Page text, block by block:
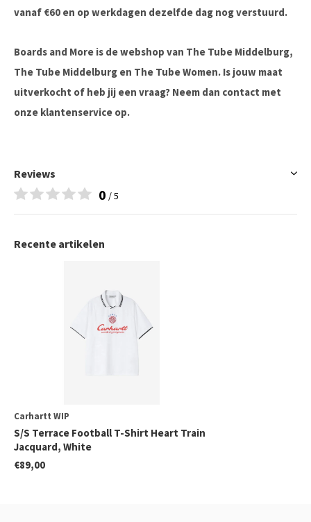
vanaf €60 en op werkdagen dezelfde dag nog verstuurd.
Boards and More is de webshop van The Tube Middelburg,
The Tube Middelburg en The Tube Women. Is jouw maat
uitverkocht of heb jij een vraag? Neem dan contact met
onze klantenservice op.
Reviews
0 / 5
Recente artikelen
Carhartt WIP
S/S Terrace Football T-Shirt Heart Train
Jacquard, White
€89,00